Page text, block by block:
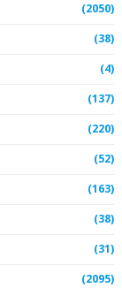
(2050)
(38)
(4)
(137)
(220)
(52)
(163)
(38)
(31)
(2095)